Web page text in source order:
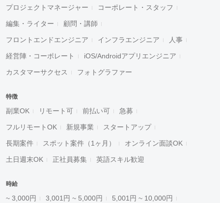
プロジェクトマネージャー コーポレート・スタッフ
編集・ライター 顧問・講師
フロントエンドエンジニア インフラエンジニア 人事
経営陣・コーポレート iOS/Androidアプリエンジニア
カスタマーサクセス フォトグラファー
特徴
副業OK リモート可 前払い可 急募
フルリモートOK 新規事業 スタートアップ
長期案件 スポット案件（1ヶ月） オンライン面談OK
土日週末OK 正社員募集 英語スキル歓迎
時給
~ 3,000円 3,001円 ~ 5,000円 5,001円 ~ 10,000円